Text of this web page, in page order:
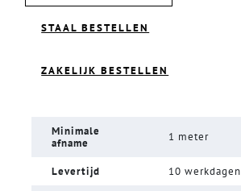
STAAL BESTELLEN
ZAKELIJK BESTELLEN
Minimale
afname
1 meter
Levertijd 10 werkdagen